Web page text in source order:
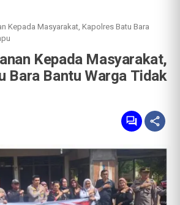
Kepada Masyarakat, Kapolres Batu Bara
Kepada Masyarakat,
Bara Bantu Warga Tidak